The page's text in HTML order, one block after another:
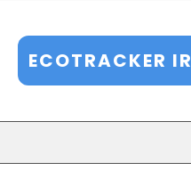
ECOTRACKER IR